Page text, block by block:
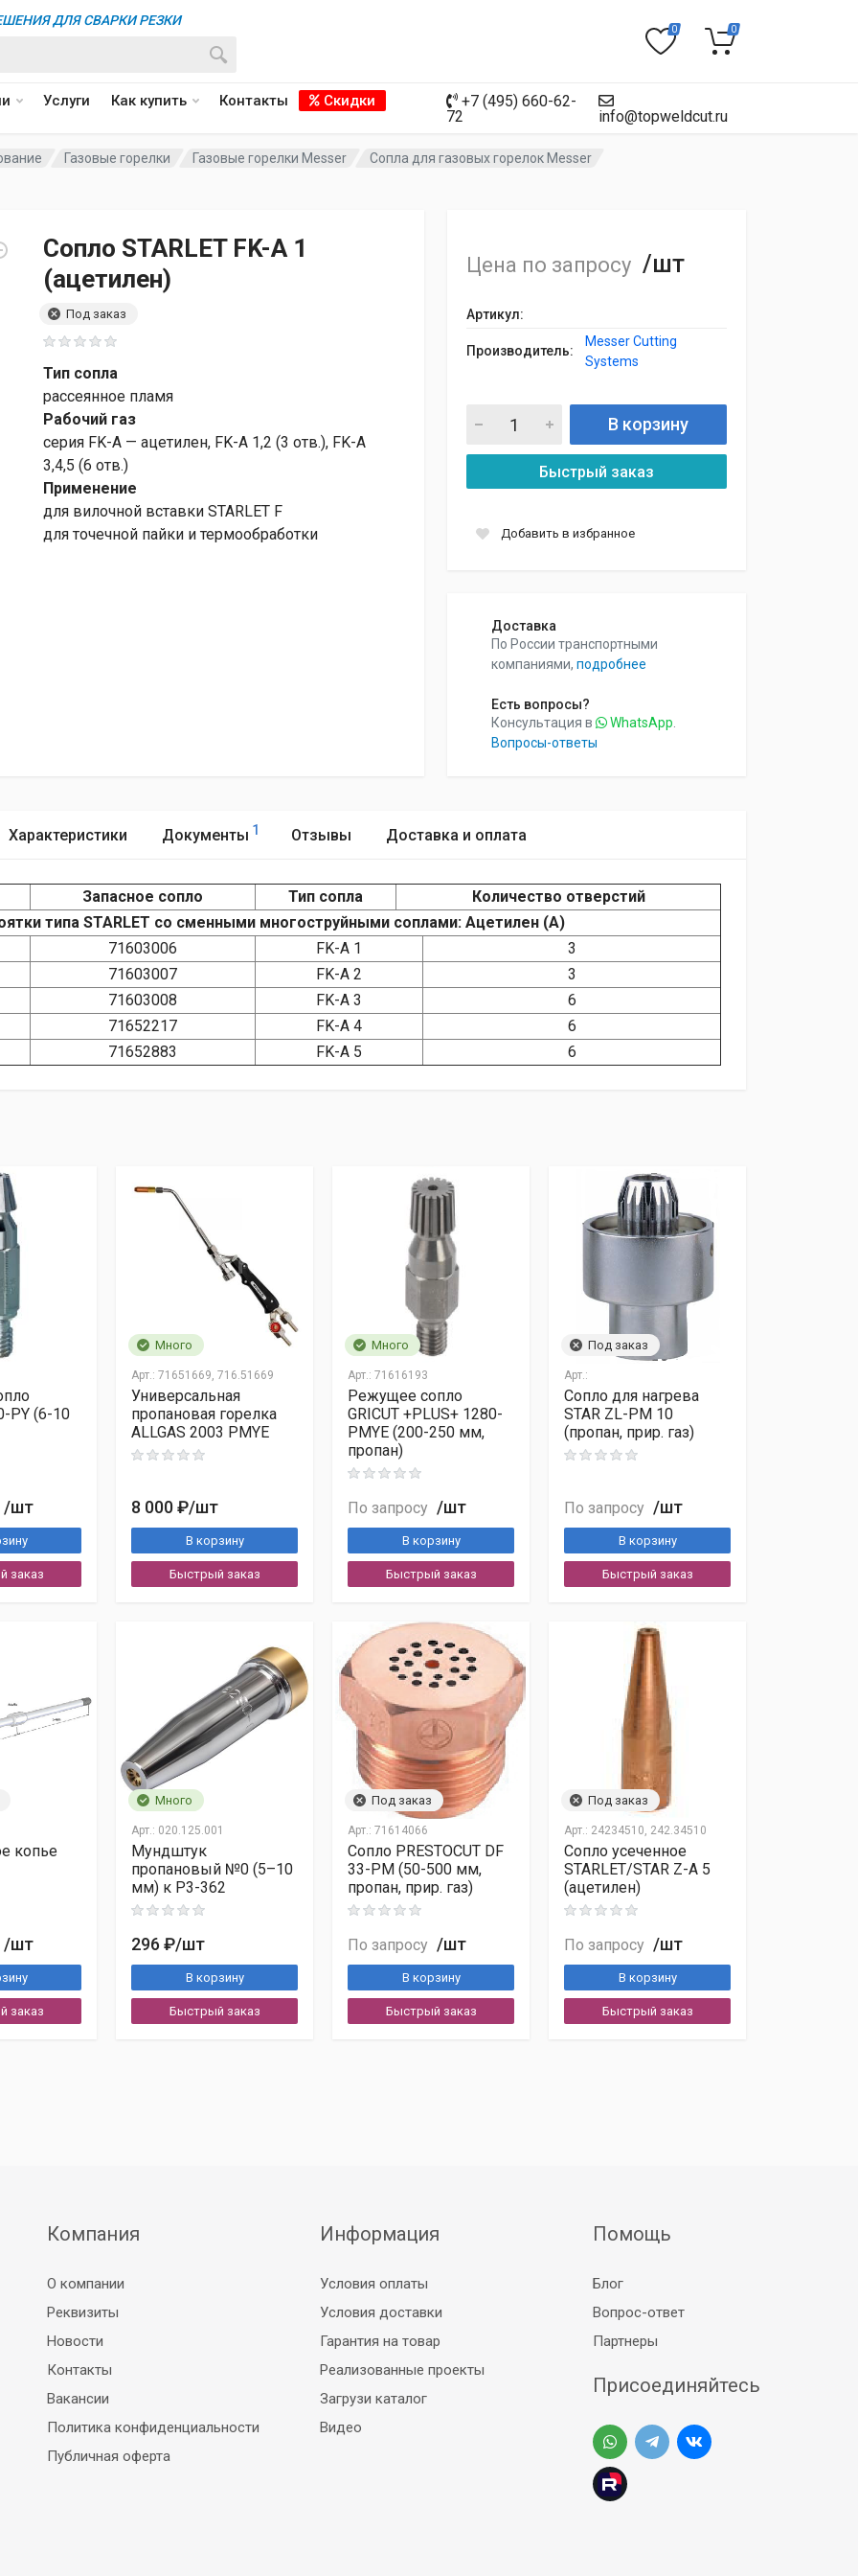
Услуги Как купить Контакты
Скидки
+7 (495) 660-62-
72
info@topweldcut.ru
ДЛЯ СВАРКИ РЕЗКИ
0 0
Газовые горелки Газовые горелки Messer
Сопла для газовых горелок Messer
Сопло STARLET FK-A 1
(ацетилен)
Под заказ
Тип сопла
рассеянное пламя
Рабочий газ
серия FK-A — ацетилен, FK-A 1,2 (3 отв.), FK-A
3,4,5 (6 отв.)
Применение
для вилочной вставки STARLЕT F
для точечной пайки и термообработки
Цена по запросу /шт
Артикул:
Производитель:
Messer Cutting
Systems
В корзину
Быстрый заказ
Добавить в избранное
Доставка
По России транспортными
компаниями, подробнее
Есть вопросы?
Консультация в
WhatsApp
Вопросы-ответы
Характеристики Документы 1 Отзывы Доставка и оплата
Запасное сопло Тип сопла
Количество отверстий
типа STARLET со сменными многоструйными соплами: Ацетилен (A)
71603006 FK-A 1
3
71603007 FK-A 2
3
71603008 FK-A 3
6
71652217 FK-A 4
6
71652883 FK-A 5 6
1 год
сопло для рассеянного выхода пламени
E-mail
Показать другое число
в соответствии с Согласием на обработку персональных данных и ознакомлен с
Политикой обработки
бесплатно
PY (6-10
/шт
заказ
Много
Арт.: 71651669, 716.51669
Универсальная
пропановая горелка
ALLGAS 2003 PMYE
8 000 ₽/шт
В корзину
Быстрый заказ
Много
Арт.: 71616193
Режущее сопло
GRICUT +PLUS+ 1280-
PMYE (200-250 мм,
пропан)
По запросу /шт
В корзину
Быстрый заказ
Под заказ
Арт.:
Сопло для нагрева
STAR ZL-PM 10
(пропан, прир. газ)
По запросу /шт
В корзину
Быстрый заказ
копье
/шт
заказ
Много
Арт.: 020.125.001
Мундштук
пропановый №0 (5–10
мм) к Р3-362
296 ₽/шт
В корзину
Быстрый заказ
Под заказ
Арт.: 71614066
Сопло PRESTOCUT DF
33-PM (50-500 мм,
пропан, прир. газ)
По запросу /шт
В корзину
Быстрый заказ
Под заказ
Арт.: 24234510, 242.34510
Сопло усеченное
STARLET/STAR Z-A 5
(ацетилен)
По запросу /шт
В корзину
Быстрый заказ
Компания
О компании
Реквизиты
Новости
Контакты
Вакансии
Политика конфиденциальности
Публичная оферта
Информация
Условия оплаты
Условия доставки
Гарантия на товар
Реализованные проекты
Загрузи каталог
Видео
Помощь
Блог
Вопрос-ответ
Партнеры
Присоединяйтесь